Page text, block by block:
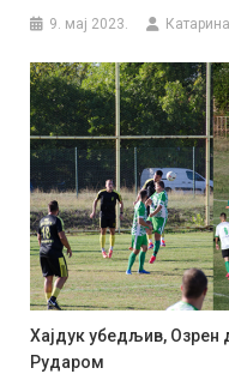
9. мај 2023.
Хајдук убедљив, Озрен
Рударом